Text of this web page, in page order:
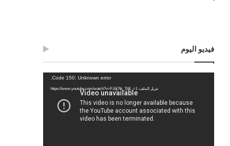
فيديو اليوم
Code 150: Unknown error.
تنزيل الملف: https://www.youtube.com/watch?v=FJdj7tk_7jI&_=1